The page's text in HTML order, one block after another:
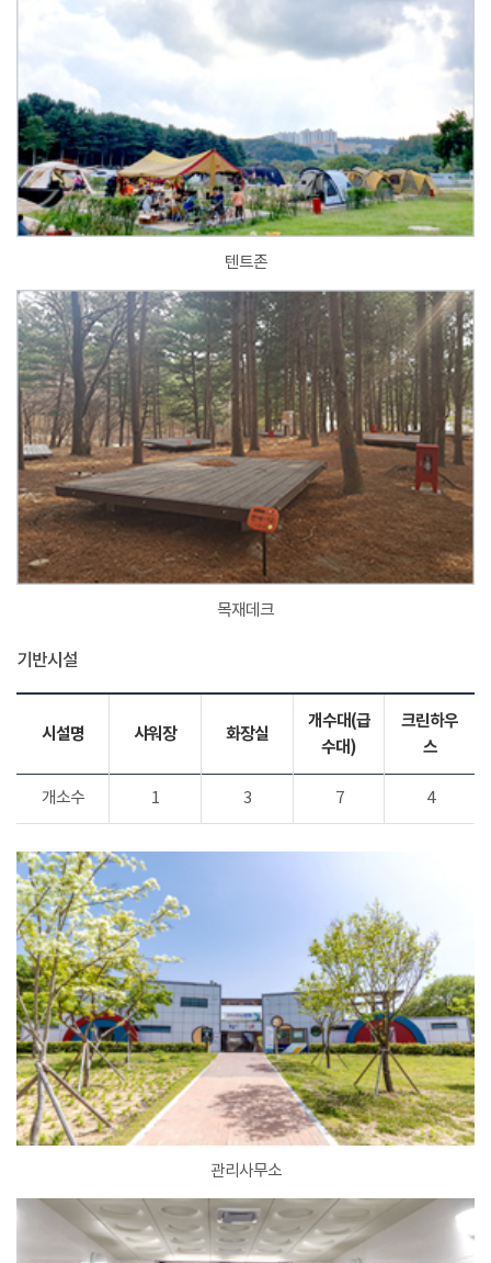
텐트존
목재데크
기반시설
시설명 샤워장 화장실
개수대(급
수대)
크린하우
스
개소수 1 3 7 4
관리사무소